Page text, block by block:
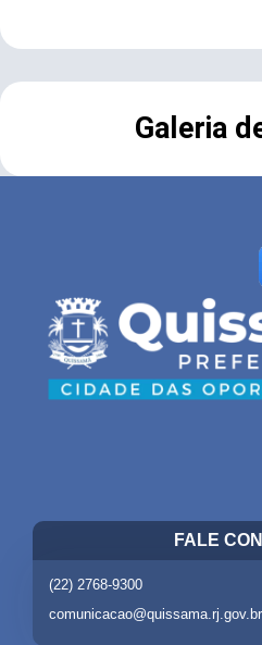
Galeria
FALE
(22) 2768-9300
comunicacao@quissama.rj.gov.br